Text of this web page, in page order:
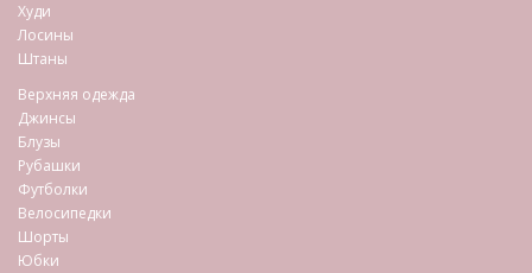
Худи
Лосины
Штаны
Верхняя одежда
Джинсы
Блузы
Рубашки
Футболки
Велосипедки
Шорты
Юбки